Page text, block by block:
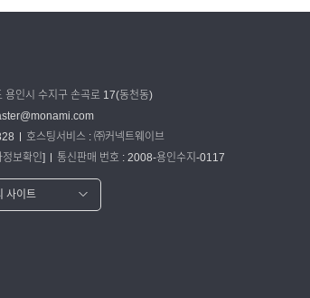
용인시 수지구 손곡로 17(동천동)
호스팅서비스 : ㈜커넥트웨이브
정보확인] 통신판매 번호 : 2008-용인수지-0117
사이트
로벌